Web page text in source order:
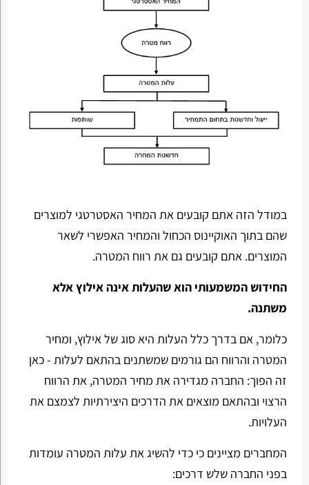
במודל הזה אתם קובעים את המחיר האסטרטגי למוצרים
שהם בתוך האוקיינוס הכחול והמחיר האפשרי לשאר
המוצרים. אתם קובעים גם את רווח המטרה.
החידוש המשמעותי הוא שהעלות אינה אילוץ אלא
משתנה.
כלומר, אם בדרך כלל העלות היא סוג של אילוץ, ומחיר
המטרה והרווח הם גורמים שמשתנים בהתאם לעלות - כאן
זה הפוך: החברה מגדירה את מחיר המטרה, את הרווח
הרצוי ובהתאם מוצאים את הדרכים היצירתיות לצמצם את
העלויות.
המחברים מציינים כי כדי להשיג את עלות המטרה עומדות
בפני החברה שלש דרכים: